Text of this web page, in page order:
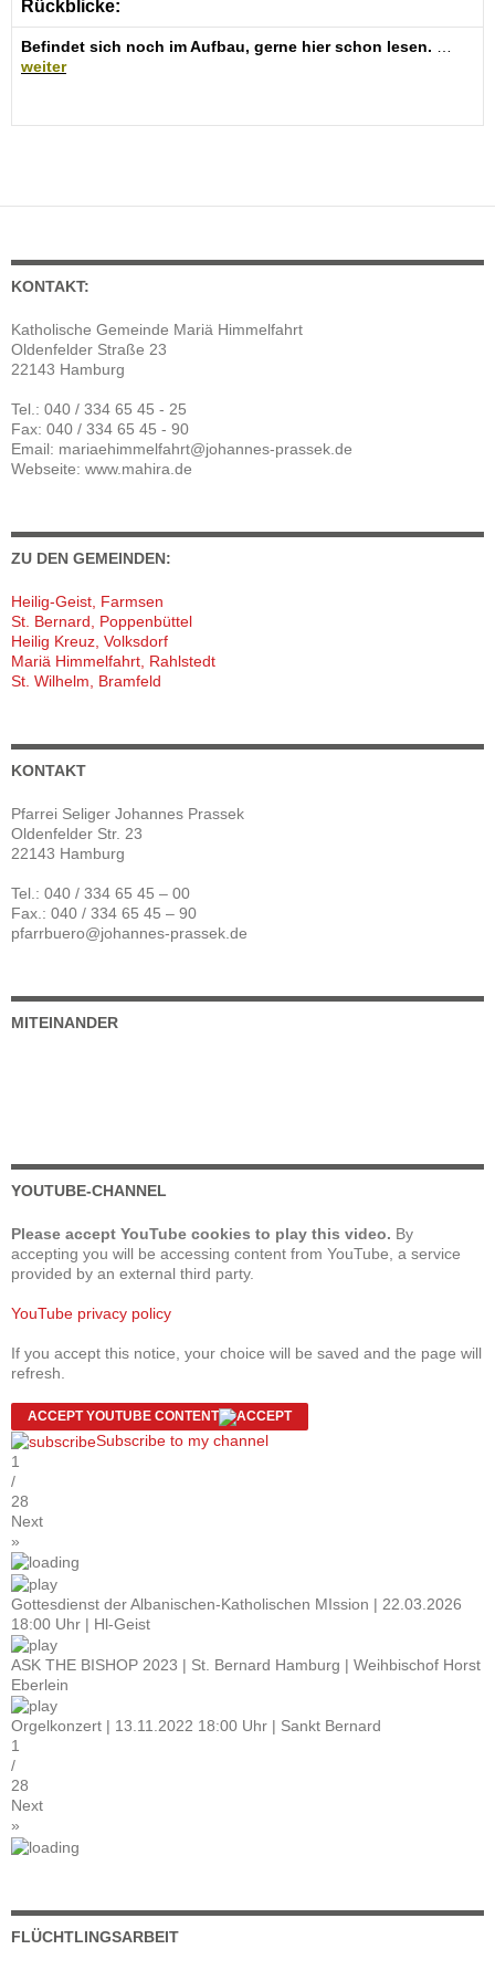
Rückblicke:
Befindet sich noch im Aufbau, gerne hier schon lesen.
weiter
KONTAKT:
Katholische Gemeinde Mariä Himmelfahrt
Oldenfelder Straße 23
22143 Hamburg
Tel.: 040 / 334 65 45 - 25
Fax: 040 / 334 65 45 - 90
Email: mariaehimmelfahrt@johannes-prassek.de
Webseite: www.mahira.de
ZU DEN GEMEINDEN:
Heilig-Geist, Farmsen
St. Bernard, Poppenbüttel
Heilig Kreuz, Volksdorf
Mariä Himmelfahrt, Rahlstedt
St. Wilhelm, Bramfeld
KONTAKT
Pfarrei Seliger Johannes Prassek
Oldenfelder Str. 23
22143 Hamburg
Tel.: 040 / 334 65 45 – 00
Fax.: 040 / 334 65 45 – 90
pfarrbuero@johannes-prassek.de
MITEINANDER
YOUTUBE-CHANNEL
Please accept YouTube cookies to play this video. By
accepting you will be accessing content from YouTube, a service
provided by an external third party.
YouTube privacy policy
If you accept this notice, your choice will be saved and the page will
refresh.
ACCEPT YOUTUBE CONTENT
Subscribe to my channel
1
/
28
Next
»
Gottesdienst der Albanischen-Katholischen MIssion | 22.03.2026
18:00 Uhr | Hl-Geist
ASK THE BISHOP 2023 | St. Bernard Hamburg | Weihbischof Horst
Eberlein
Orgelkonzert | 13.11.2022 18:00 Uhr | Sankt Bernard
1
/
28
Next
»
FLÜCHTLINGSARBEIT